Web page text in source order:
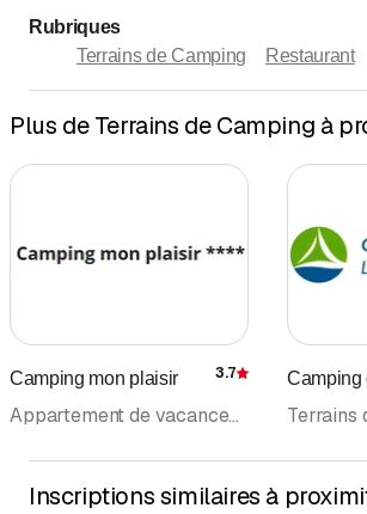
Rubriques
Terrains de Camping
Restaurant
Plus de Terrains de Camping à
Camping mon plaisir Évaluation
3.7
Appartement de vacances • Sauna • Terrains de Camping
Camping
Terrains
Inscriptions similaires à